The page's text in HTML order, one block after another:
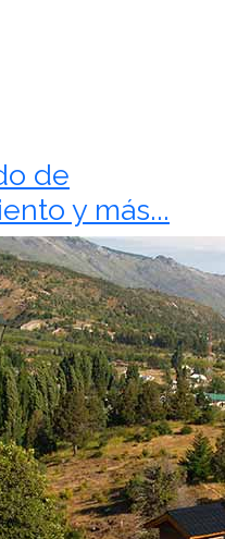
de
y más...